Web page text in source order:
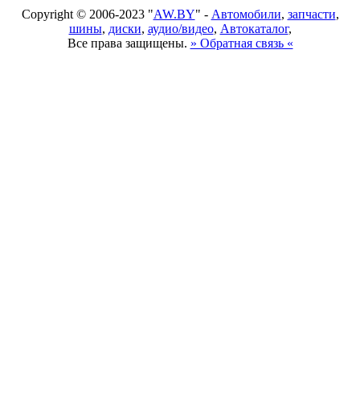
Copyright © 2006-2023 "AW.BY" - Автомобили, запчасти,
шины, диски, аудио/видео, Автокаталог,
Все права защищены. » Обратная связь «